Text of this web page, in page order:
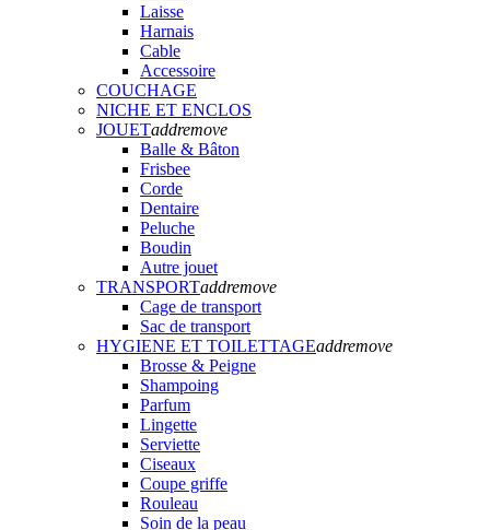
Laisse
Harnais
Cable
Accessoire
COUCHAGE
NICHE ET ENCLOS
JOUETaddremove
Balle & Bâton
Frisbee
Corde
Dentaire
Peluche
Boudin
Autre jouet
TRANSPORTaddremove
Cage de transport
Sac de transport
HYGIENE ET TOILETTAGEaddremove
Brosse & Peigne
Shampoing
Parfum
Lingette
Serviette
Ciseaux
Coupe griffe
Rouleau
Soin de la peau